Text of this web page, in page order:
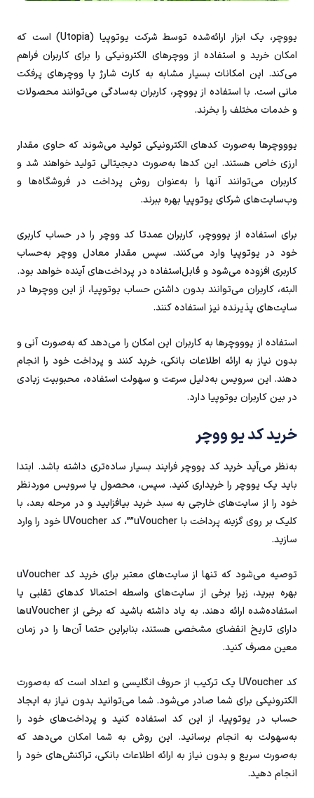
یووچر، یک ابزار ارائه‌شده توسط شرکت یوتوپیا (Utopia) است که
امکان خرید و استفاده از ووچرهای الکترونیکی را برای کاربران فراهم
می‌کند. این امکانات بسیار مشابه به کارت شارژ یا ووچرهای پرفکت
مانی است. با استفاده از یووچر، کاربران به‌سادگی می‌توانند محصولات
و خدمات مختلف را بخرند.
یوووچرها به‌صورت کدهای الکترونیکی تولید می‌شوند که حاوی مقدار
ارزی خاص هستند. این کدها به‌صورت دیجیتالی تولید خواهند شد و
کاربران می‌توانند آنها را به‌عنوان روش پرداخت در فروشگاه‌ها و
وب‌سایت‌های شرکای یوتوپیا بهره ببرند.
برای استفاده از یوووچر، کاربران عمدتا کد ووچر را در حساب کاربری
خود در یوتوپیا وارد می‌کنند. سپس مقدار معادل ووچر به‌حساب
کاربری افزوده می‌شود و قابل‌استفاده در پرداخت‌های آینده خواهد بود.
البته، کاربران می‌توانند بدون داشتن حساب یوتوپیا، از این ووچرها در
سایت‌های پذیرنده نیز استفاده کنند.
استفاده از یوووچرها به کاربران این امکان را می‌دهد که به‌صورت آنی و
بدون نیاز به ارائه اطلاعات بانکی، خرید کنند و پرداخت خود را انجام
دهند. این سرویس به‌دلیل سرعت و سهولت استفاده، محبوبیت زیادی
در بین کاربران یوتوپیا دارد.
خرید کد یو ووچر
به‌نظر می‌آید خرید کد یووچر فرایند بسیار ساده‌تری داشته باشد. ابتدا
باید یک یووچر را خریداری کنید. سپس، محصول یا سرویس موردنظر
خود را از سایت‌های خارجی به سبد خرید بیافزایید و در مرحله بعد، با
کلیک بر روی گزینه پرداخت با uVoucher””، کد UVoucher خود را وارد
سازید.
توصیه می‌شود که تنها از سایت‌های معتبر برای خرید کد uVoucher
بهره ببرید، زیرا برخی از سایت‌های واسطه احتمالا کدهای تقلبی یا
استفاده‌شده ارائه دهند. به یاد داشته باشید که برخی از uVoucherها
دارای تاریخ انقضای مشخصی هستند، بنابراین حتما آن‌ها را در زمان
معین مصرف کنید.
کد UVoucher یک ترکیب از حروف انگلیسی و اعداد است که به‌صورت
الکترونیکی برای شما صادر می‌شود. شما می‌توانید بدون نیاز به ایجاد
حساب در یوتوپیا، از این کد استفاده کنید و پرداخت‌های خود را
به‌سهولت به انجام برسانید. این روش به شما امکان می‌دهد که
به‌صورت سریع و بدون نیاز به ارائه اطلاعات بانکی، تراکنش‌های خود را
انجام دهید.